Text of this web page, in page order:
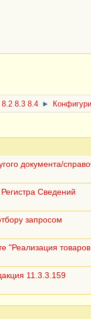
8.3 8.4 ►
документа/
Сведений
запросом
"Реализация
11.3.3.159